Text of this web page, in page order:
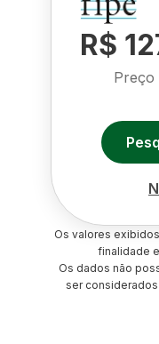
R$
Preço
Os valores
finalidade
Os dados não
ser